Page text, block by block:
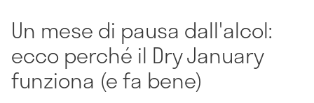
Un mese di pausa dall'alcol:
ecco perché il Dry January
funziona (e fa bene)